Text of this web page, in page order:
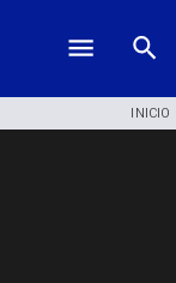
INICIO